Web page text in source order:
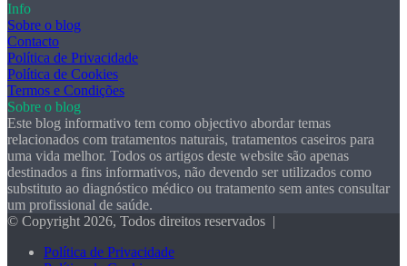
Info
Sobre o blog
Contacto
Política de Privacidade
Política de Cookies
Termos e Condições
Sobre o blog
Este blog informativo tem como objectivo abordar temas
relacionados com tratamentos naturais, tratamentos caseiros para
uma vida melhor. Todos os artigos deste website são apenas
destinados a fins informativos, não devendo ser utilizados como
substituto ao diagnóstico médico ou tratamento sem antes consultar
um profissional de saúde.
© Copyright 2026, Todos direitos reservados |
Política de Privacidade